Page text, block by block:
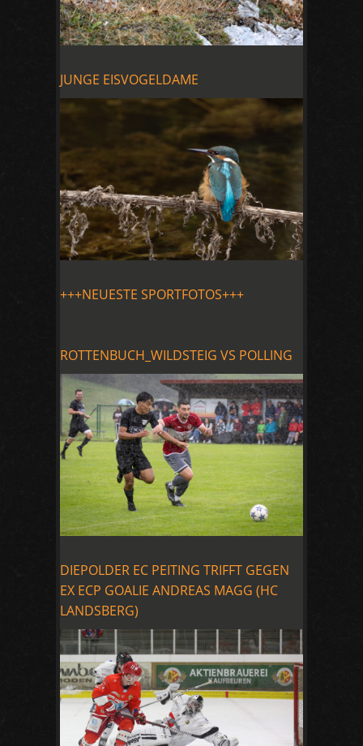
JUNGE EISVOGELDAME
+++NEUESTE SPORTFOTOS+++
ROTTENBUCH_WILDSTEIG VS POLLING
DIEPOLDER EC PEITING TRIFFT GEGEN
EX ECP GOALIE ANDREAS MAGG (HC
LANDSBERG)